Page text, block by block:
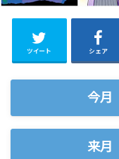
ツイート シェア
今月
来月